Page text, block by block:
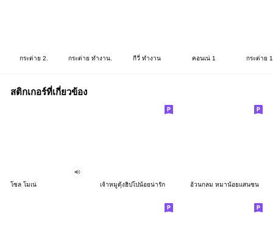
กระต่าย 2. กระต่าย ทำงาน. กีวี่ ทำงาน คอนเน่ 1 กระต่าย
สติกเกอร์ที่เกี่ยวข้อง
โซล โมเน่ เจ้าหมูดุ้งฮิปโปน้อยน่ารัก อ้วนกลม หมาน้อยแสนซน